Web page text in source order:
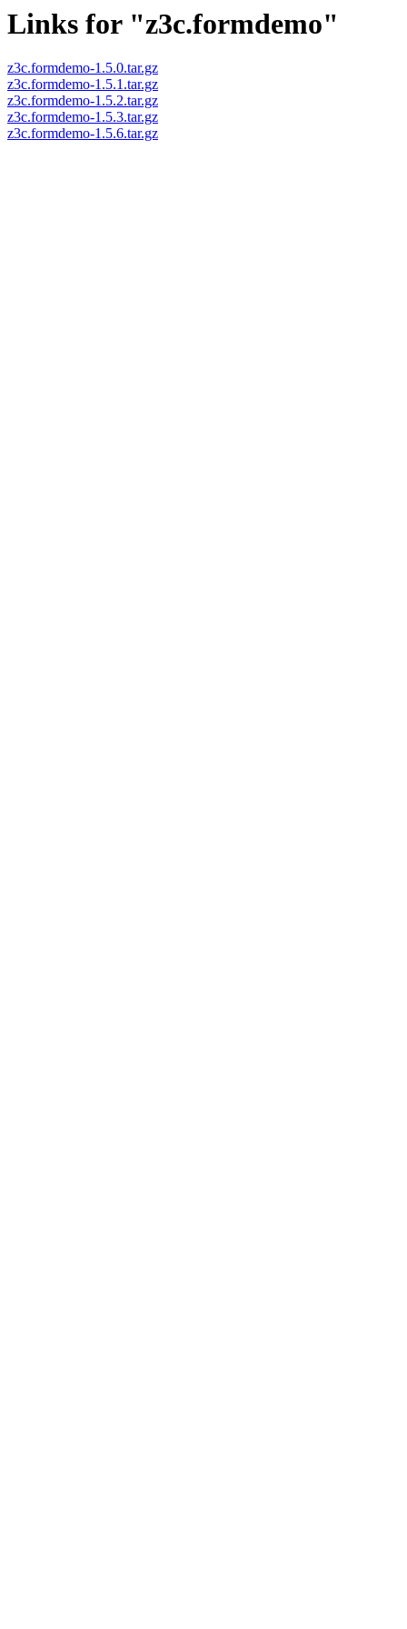
Links for "z3c.formdemo"
z3c.formdemo-1.5.0.tar.gz
z3c.formdemo-1.5.1.tar.gz
z3c.formdemo-1.5.2.tar.gz
z3c.formdemo-1.5.3.tar.gz
z3c.formdemo-1.5.6.tar.gz